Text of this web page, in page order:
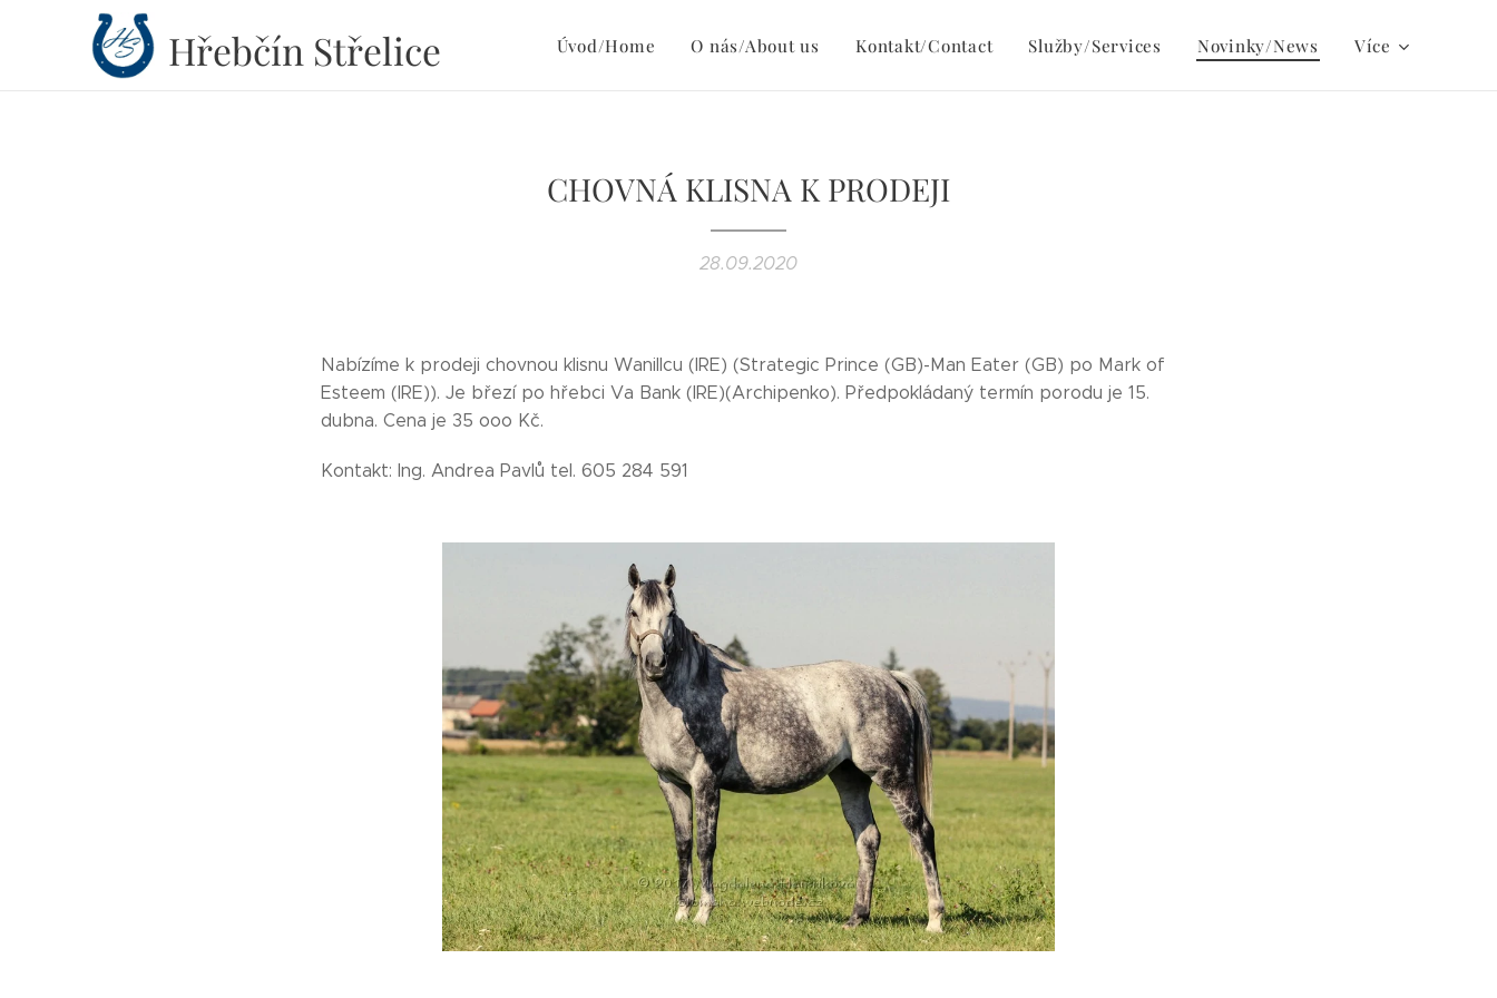
Hřebčín Střelice Úvod/Home O nás/About us Kontakt/Contact Služby/Services Novinky/News Více
CHOVNÁ KLISNA K PRODEJI
28.09.2020
Nabízíme k prodeji chovnou klisnu Wanillcu (IRE) (Strategic Prince (GB)-Man Eater (GB) po Mark of
Esteem (IRE)). Je březí po hřebci Va Bank (IRE)(Archipenko). Předpokládaný termín porodu je 15.
dubna. Cena je 35 ooo Kč.
Kontakt: Ing. Andrea Pavlů tel. 605 284 591